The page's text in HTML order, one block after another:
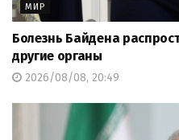
МИР
Болезнь Байдена
другие органы
2026/08/08, 20:49